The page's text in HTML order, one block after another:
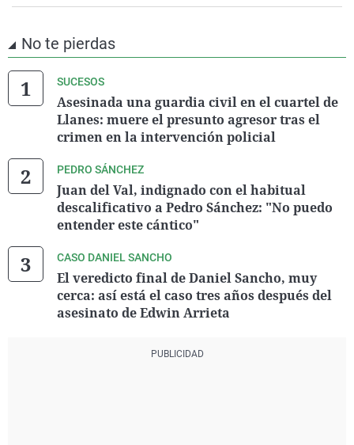
No te pierdas
SUCESOS
Asesinada una guardia civil en el cuartel de
Llanes: muere el presunto agresor tras el
crimen en la intervención policial
PEDRO SÁNCHEZ
Juan del Val, indignado con el habitual
descalificativo a Pedro Sánchez: "No puedo
entender este cántico"
CASO DANIEL SANCHO
El veredicto final de Daniel Sancho, muy
cerca: así está el caso tres años después del
asesinato de Edwin Arrieta